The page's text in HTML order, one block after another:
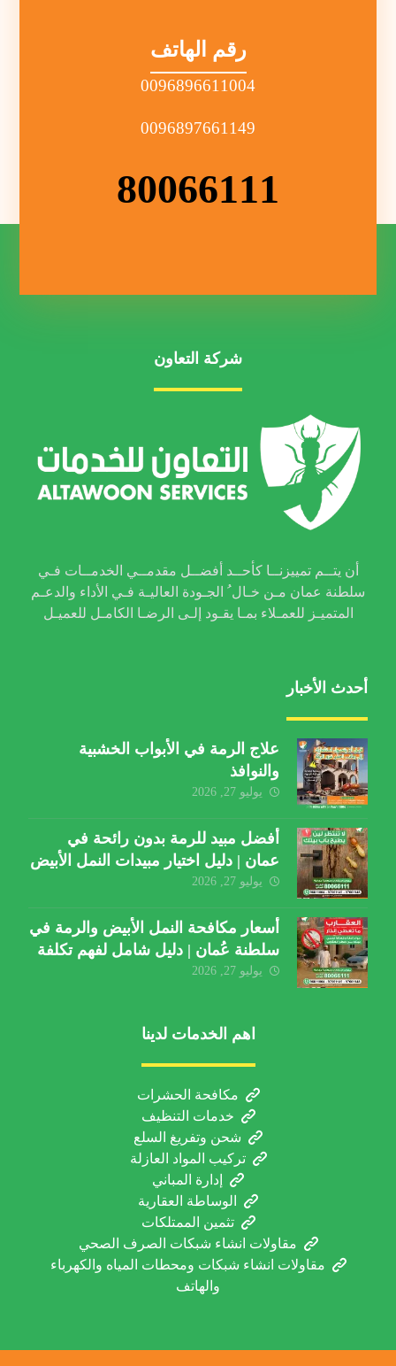
رقم الهاتف
0096896611004
0096897661149
80066111
شركة التعاون
أن يتــم تمييزنــا كأحــد أفضــل مقدمــي الخدمــات فـي
سلطنة عمان مـن خـال ُ الجـودة العاليـة فـي الأداء والدعـم
المتميـز للعمـلاء بمـا يقـود إلـى الرضـا الكامـل للعميـل
أحدث الأخبار
علاج الرمة في الأبواب الخشبية
والنوافذ
يوليو 27, 2026
أفضل مبيد للرمة بدون رائحة في
عمان | دليل اختيار مبيدات النمل الأبيض
يوليو 27, 2026
أسعار مكافحة النمل الأبيض والرمة في
سلطنة عُمان | دليل شامل لفهم تكلفة
الخدمة والعوامل المؤثرة
يوليو 27, 2026
اهم الخدمات لدينا
مكافحة الحشرات
خدمات التنظيف
شحن وتفريغ السلع
تركيب المواد العازلة
إدارة المباني
الوساطة العقارية
تثمين الممتلكات
مقاولات انشاء شبكات الصرف الصحي
مقاولات انشاء شبكات ومحطات المياه والكهرباء
والهاتف